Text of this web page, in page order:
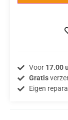
Voor 17.00
Gratis
Eigen